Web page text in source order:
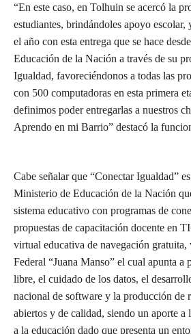
“En este caso, en Tolhuin se acercó la
estudiantes, brindándoles apoyo
el año con esta entrega que se hace
Educación de la Nación a través de su
Igualdad, favoreciéndonos a todas las
con 500 computadoras en esta primera
definimos poder entregarlas a nuestros
Aprendo en mi Barrio” destacó la
Cabe señalar que “Conectar Igualdad”
Ministerio de Educación de la Nación
sistema educativo con programas de
propuestas de capacitación docente en
virtual educativa de navegación
Federal “Juana Manso” el cual apunta a
libre, el cuidado de los datos, el
nacional de software y la producción de
abiertos y de calidad, siendo un aporte a
a la educación dado que presenta un